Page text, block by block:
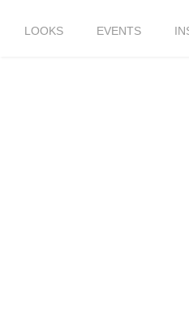
LOOKS EVENTS